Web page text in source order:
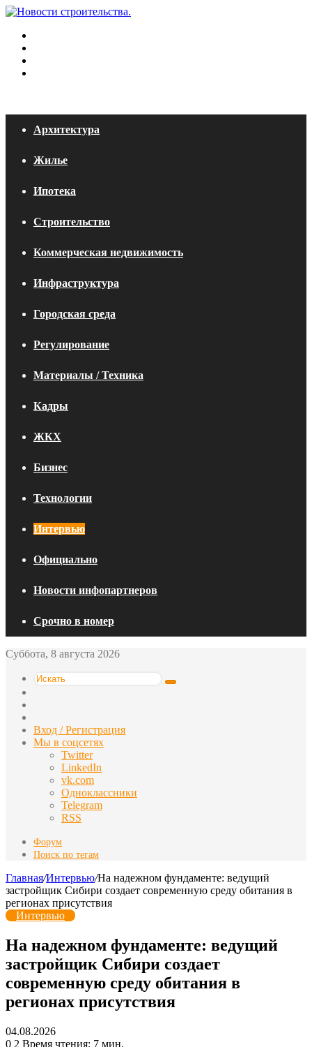
Архитектура
Жилье
Ипотека
Строительство
Коммерческая недвижимость
Инфраструктура
Городская среда
Регулирование
Материалы / Техника
Кадры
ЖКХ
Бизнес
Технологии
Интервью
Официально
Новости инфопартнеров
Срочно в номер
Суббота, 8 августа 2026
Искать
статья
Вход / Регистрация
Мы в соцсетях
Twitter
LinkedIn
vk.com
Одноклассники
Telegram
RSS
Форум
Поиск по тегам
Главная/Интервью/На надежном фундаменте: ведущий
застройщик Сибири создает современную среду обитания в
регионах присутствия
Интервью
На надежном фундаменте: ведущий
застройщик Сибири создает
современную среду обитания в
регионах присутствия
04.08.2026
0 2 Время чтения: 7 мин.